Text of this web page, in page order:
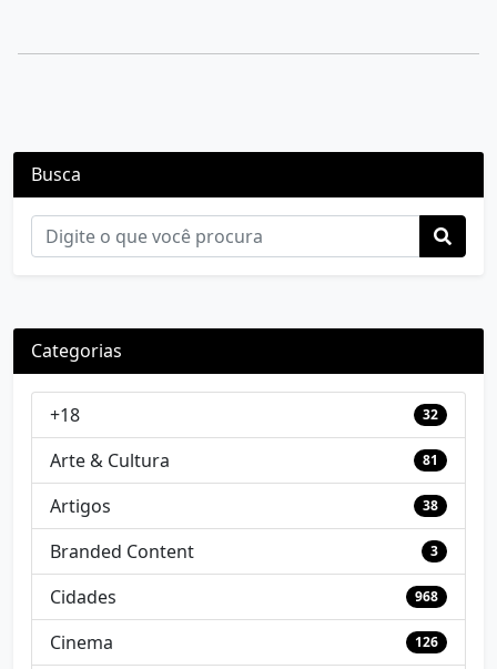
Busca
Categorias
+18 32
Arte & Cultura 81
Artigos 38
Branded Content 3
Cidades 968
Cinema 126